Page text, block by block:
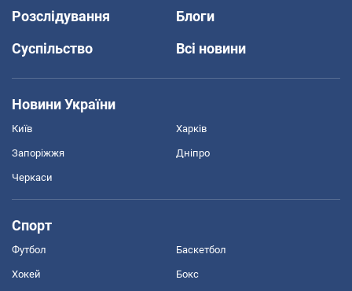
Розслідування
Блоги
Суспільство
Всі новини
Новини України
Київ Харків
Запоріжжя Дніпро
Черкаси
Спорт
Футбол Баскетбол
Хокей Бокс